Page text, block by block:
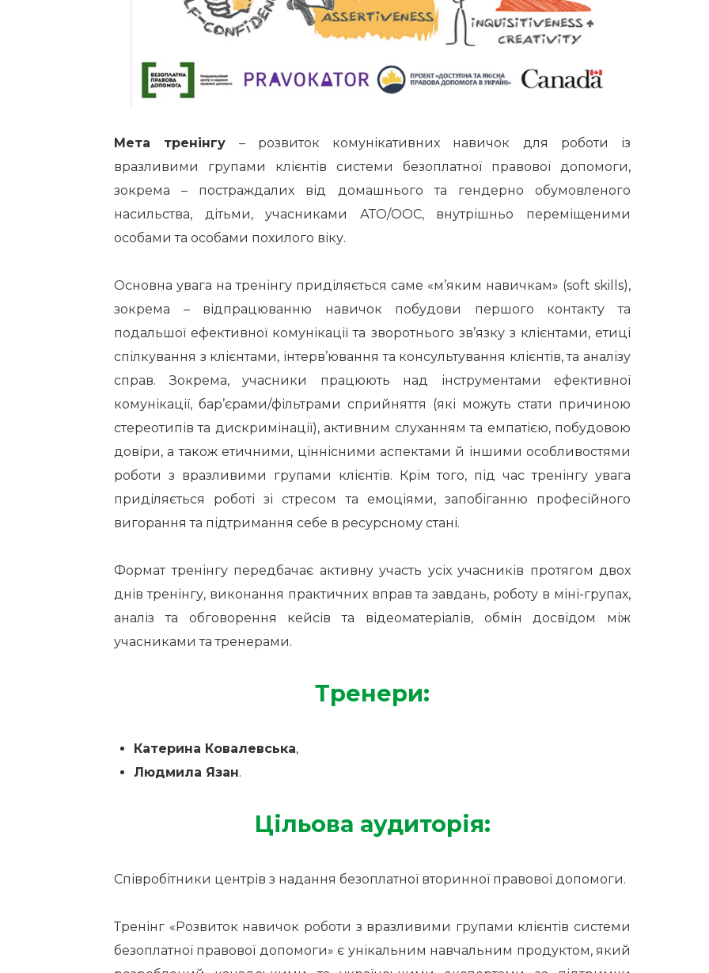
Мета тренінгу – розвиток комунікативних навичок для роботи із
вразливими групами клієнтів системи безоплатної правової допомоги,
зокрема – постраждалих від домашнього та гендерно обумовленого
насильства, дітьми, учасниками АТО/ООС, внутрішньо переміщеними
особами та особами похилого віку.
Основна увага на тренінгу приділяється саме «м’яким навичкам» (soft skills),
зокрема – відпрацюванню навичок побудови першого контакту та
подальшої ефективної комунікації та зворотнього зв’язку з клієнтами, етиці
спілкування з клієнтами, інтерв’ювання та консультування клієнтів, та аналізу
справ. Зокрема, учасники працюють над інструментами ефективної
комунікації, бар’єрами/фільтрами сприйняття (які можуть стати причиною
стереотипів та дискримінації), активним слуханням та емпатією, побудовою
довіри, а також етичними, ціннісними аспектами й іншими особливостями
роботи з вразливими групами клієнтів. Крім того, під час тренінгу увага
приділяється роботі зі стресом та емоціями, запобіганню професійного
вигорання та підтримання себе в ресурсному стані.
Формат тренінгу передбачає активну участь усіх учасників протягом двох
днів тренінгу, виконання практичних вправ та завдань, роботу в міні-групах,
аналіз та обговорення кейсів та відеоматеріалів, обмін досвідом між
учасниками та тренерами.
Тренери:
Катерина Ковалевська,
Людмила Язан.
Цільова аудиторія:
Співробітники центрів з надання безоплатної вторинної правової допомоги.
Тренінг «Розвиток навичок роботи з вразливими групами клієнтів системи
безоплатної правової допомоги» є унікальним навчальним продуктом, який